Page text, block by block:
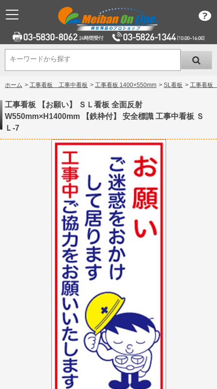
キーワードから探す
キーワードから探す
ホーム > 工事看板 工事中看板 > 工事看板 1400×550mm > SL看板 > 工事看板
工事看板 【お願い】 ＳＬ看板 全面反射
W550mm×H1400mm 【鉄枠付】 安全標識 工事中看板 Ｓ
Ｌ-7